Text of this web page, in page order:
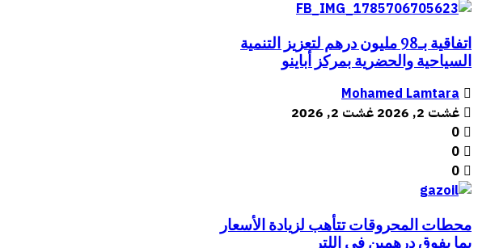
اتفاقية بـ98 مليون درهم لتعزيز التنمية
السياحية والحضرية بمركز أباينو
Mohamed Lamtara
غشت 2, 2026
غشت 2, 2026
0
0
0
محطات المحروقات تتأهب لزيادة الأسعار
بما يفوق درهمين في اللتر